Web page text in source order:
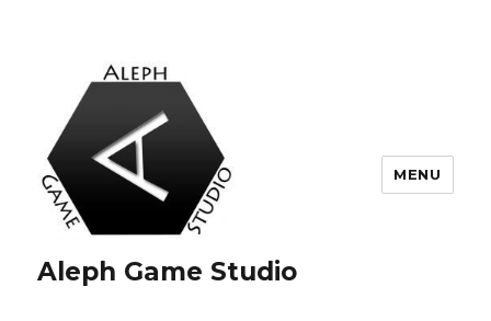
Aleph Game Studio
MENU